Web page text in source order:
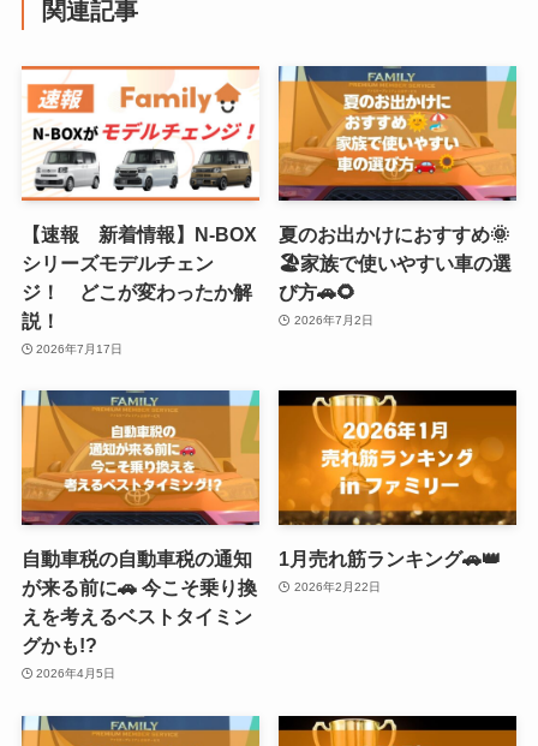
関連記事
【速報 新着情報】N-BOX
シリーズモデルチェン
ジ！ どこが変わったか解
説！
2026年7月17日
夏のお出かけにおすすめ🌞
🏖️家族で使いやすい車の選
び方🚗🌻
2026年7月2日
自動車税の自動車税の通知
が来る前に🚗 今こそ乗り換
えを考えるベストタイミン
グかも!?
2026年4月5日
1月売れ筋ランキング🚗👑
2026年2月22日